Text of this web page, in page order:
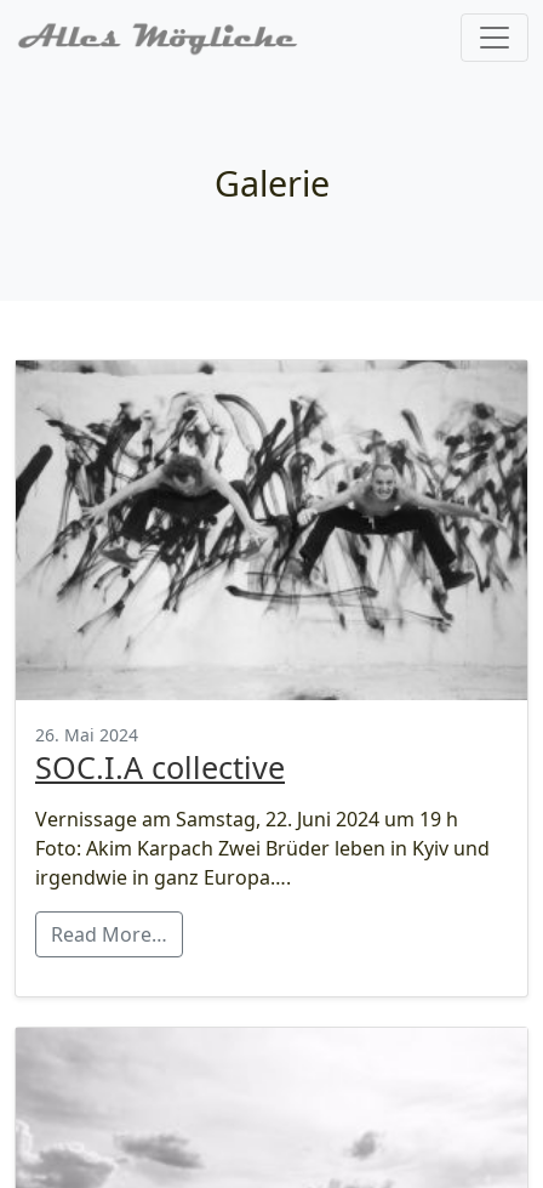
Galerie
26. Mai 2024
SOC.I.A collective
Vernissage am Samstag, 22. Juni 2024 um 19 h
Foto: Akim Karpach Zwei Brüder leben in Kyiv und
irgendwie in ganz Europa….
Read More…